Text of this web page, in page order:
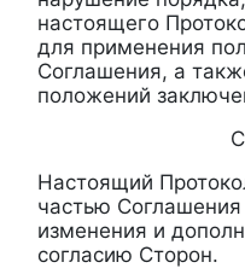
настоящего
для применения
Соглашения, а
положений
Настоящий
частью Соглашения
изменения и
согласию Сторон.